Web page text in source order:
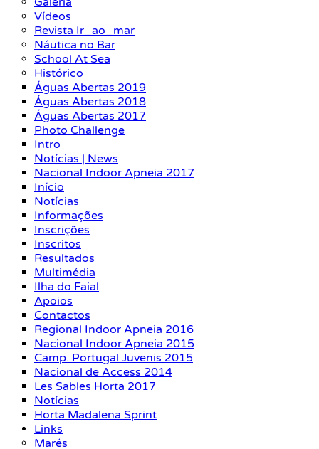
Vídeos
Revista Ir_ao_mar
Náutica no Bar
School At Sea
Histórico
Águas Abertas 2019
Águas Abertas 2018
Águas Abertas 2017
Photo Challenge
Intro
Notícias | News
Nacional Indoor Apneia 2017
Início
Notícias
Informações
Inscrições
Inscritos
Resultados
Multimédia
Ilha do Faial
Apoios
Contactos
Regional Indoor Apneia 2016
Nacional Indoor Apneia 2015
Camp. Portugal Juvenis 2015
Nacional de Access 2014
Les Sables Horta 2017
Notícias
Horta Madalena Sprint
Links
Marés